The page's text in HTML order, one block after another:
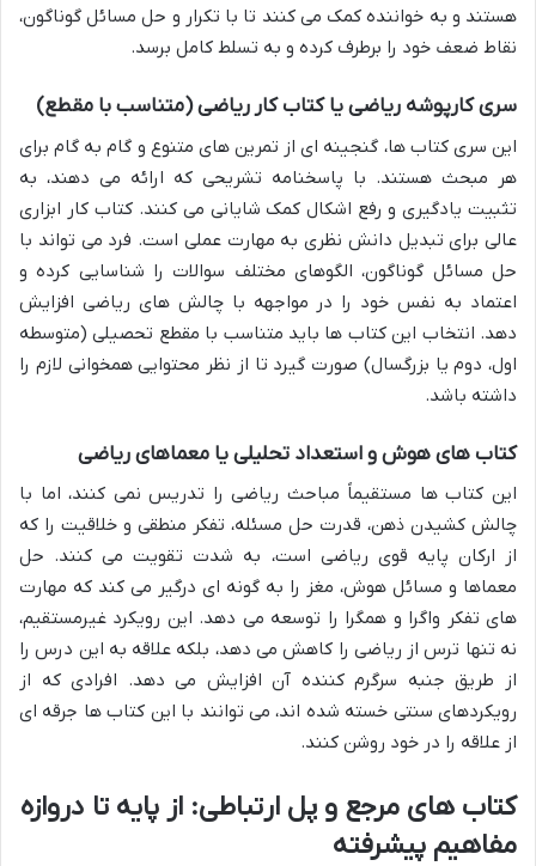
هستند و به خواننده کمک می کنند تا با تکرار و حل مسائل گوناگون،
نقاط ضعف خود را برطرف کرده و به تسلط کامل برسد.
سریکارپوشه ریاضییاکتاب کار ریاضی(متناسب با مقطع)
این سری کتاب ها، گنجینه ای از تمرین های متنوع و گام به گام برای
هر مبحث هستند. با پاسخنامه تشریحی که ارائه می دهند، به
تثبیت یادگیری و رفع اشکال کمک شایانی می کنند. کتاب کار ابزاری
عالی برای تبدیل دانش نظری به مهارت عملی است. فرد می تواند با
حل مسائل گوناگون، الگوهای مختلف سوالات را شناسایی کرده و
اعتماد به نفس خود را در مواجهه با چالش های ریاضی افزایش
دهد. انتخاب این کتاب ها باید متناسب با مقطع تحصیلی (متوسطه
اول، دوم یا بزرگسال) صورت گیرد تا از نظر محتوایی همخوانی لازم را
داشته باشد.
کتاب هایهوش و استعداد تحلیلییا معماهای ریاضی
این کتاب ها مستقیماً مباحث ریاضی را تدریس نمی کنند، اما با
چالش کشیدن ذهن، قدرت حل مسئله، تفکر منطقی و خلاقیت را که
از ارکان پایه قوی ریاضی است، به شدت تقویت می کنند. حل
معماها و مسائل هوش، مغز را به گونه ای درگیر می کند که مهارت
های تفکر واگرا و همگرا را توسعه می دهد. این رویکرد غیرمستقیم،
نه تنها ترس از ریاضی را کاهش می دهد، بلکه علاقه به این درس را
از طریق جنبه سرگرم کننده آن افزایش می دهد. افرادی که از
رویکردهای سنتی خسته شده اند، می توانند با این کتاب ها جرقه ای
از علاقه را در خود روشن کنند.
کتاب های مرجع و پل ارتباطی: از پایه تا دروازه
مفاهیم پیشرفته